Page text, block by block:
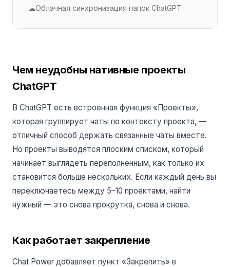
Чем неудобны нативные проекты
ChatGPT
В ChatGPT есть встроенная функция «Проекты»,
которая группирует чаты по контексту проекта, —
отличный способ держать связанные чаты вместе.
Но проекты выводятся плоским списком, который
начинает выглядеть переполненным, как только их
становится больше нескольких. Если каждый день вы
переключаетесь между 5–10 проектами, найти
нужный — это снова прокрутка, снова и снова.
Как работает закрепление
Chat Power добавляет пункт «Закрепить» в
☁Облачная синхронизация папок ChatGPT